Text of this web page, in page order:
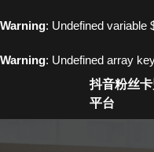
Warning: Undefined variable
Warning: Undefined array
抖音粉丝
平台